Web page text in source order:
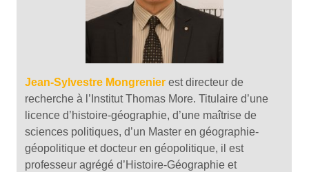
Jean-Sylvestre Mongrenier est directeur de
recherche à l’Institut Thomas More. Titulaire d’une
licence d’histoire-géographie, d’une maîtrise de
sciences politiques, d’un Master en géographie-
géopolitique et docteur en géopolitique, il est
professeur agrégé d’Histoire-Géographie et